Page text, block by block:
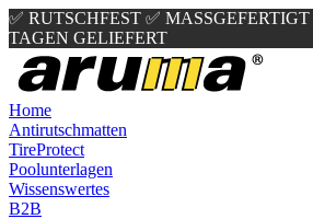
✅ RUTSCHFEST ✅ MASSGEFERTIGT
TAGEN GELIEFERT
Home
Antirutschmatten
TireProtect
Poolunterlagen
Wissenswertes
B2B